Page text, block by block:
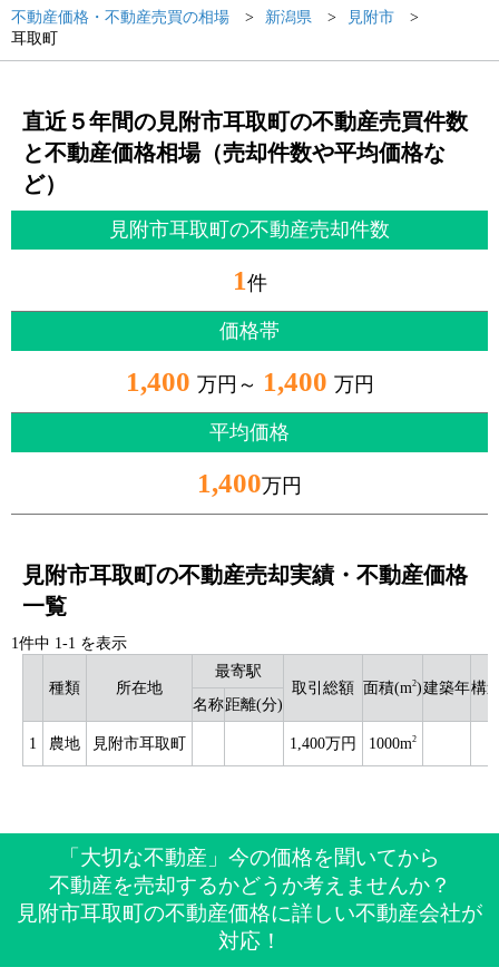
不動産価格・不動産売買の相場 新潟県
見附市
耳取町
直近５年間の見附市耳取町の不動産売買件数
と不動産価格相場（売却件数や平均価格な
ど）
見附市耳取町の不動産売却件数
1件
価格帯
1,400 万円～ 1,400 万円
平均価格
1,400万円
見附市耳取町の不動産売却実績・不動産価格
一覧
1件中 1-1 を表示
種類 所在地
最寄駅
取引総額 面積(m2)建築年構
名称距離(分)
1 農地 見附市耳取町 1,400万円 1000m2
「大切な不動産」今の価格を聞いてから
不動産を売却するかどうか考えませんか？
見附市耳取町の不動産価格に詳しい不動産会社が
対応！